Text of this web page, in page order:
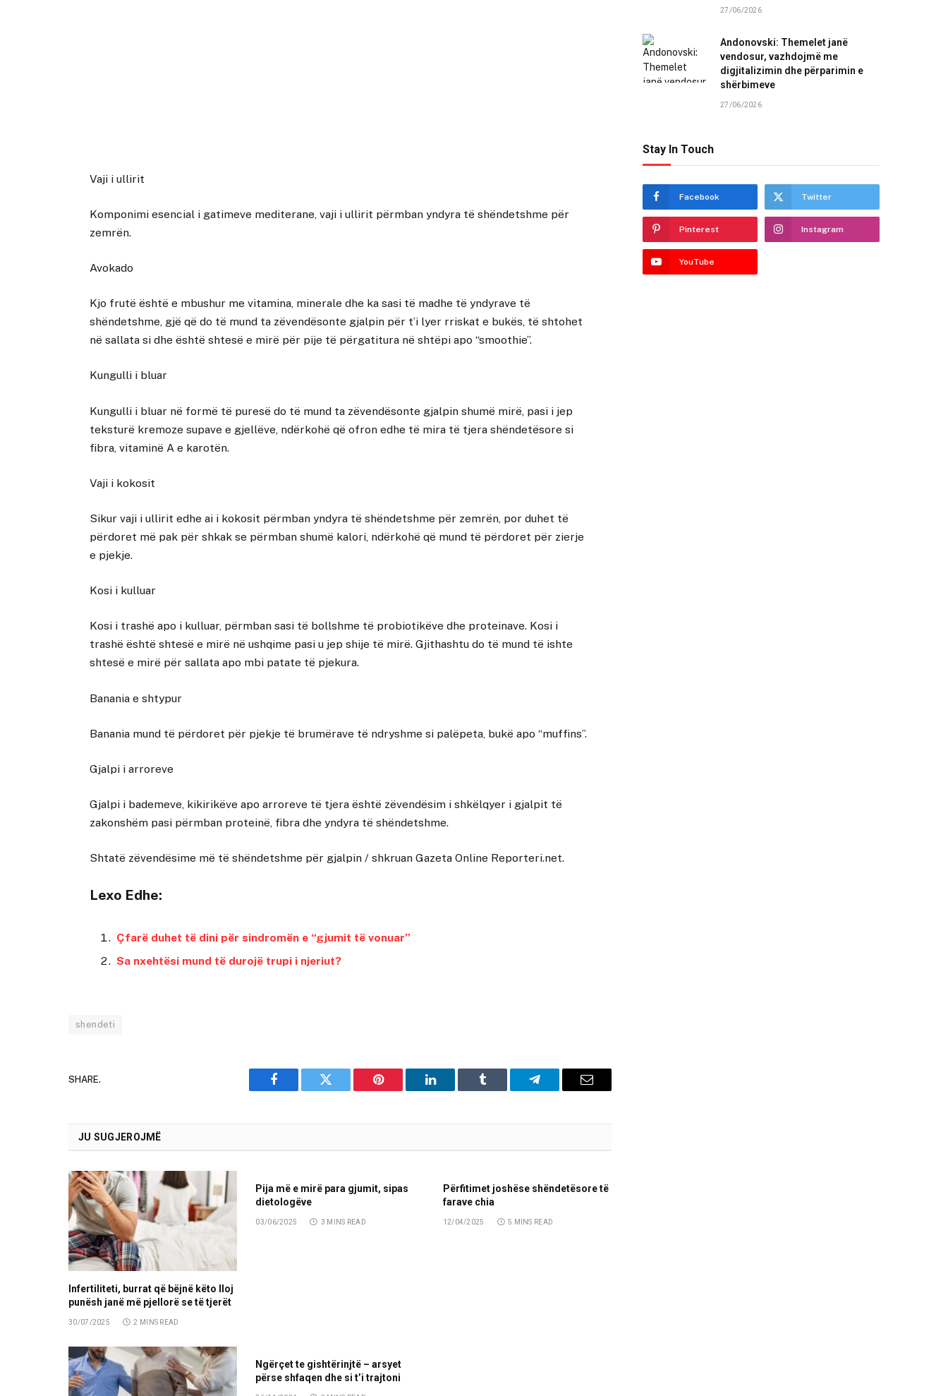
Vaji i ullirit
Komponimi esencial i gatimeve mediterane, vaji i ullirit përmban yndyra të shëndetshme për
zemrën.
Avokado
Kjo frutë është e mbushur me vitamina, minerale dhe ka sasi të madhe të yndyrave të
shëndetshme, gjë që do të mund ta zëvendësonte gjalpin për t’i lyer rriskat e bukës, të shtohet
në sallata si dhe është shtesë e mirë për pije të përgatitura në shtëpi apo “smoothie”.
Kungulli i bluar
Kungulli i bluar në formë të puresë do të mund ta zëvendësonte gjalpin shumë mirë, pasi i jep
teksturë kremoze supave e gjellëve, ndërkohë që ofron edhe të mira të tjera shëndetësore si
fibra, vitaminë A e karotën.
Vaji i kokosit
Sikur vaji i ullirit edhe ai i kokosit përmban yndyra të shëndetshme për zemrën, por duhet të
përdoret më pak për shkak se përmban shumë kalori, ndërkohë që mund të përdoret për zierje
e pjekje.
Kosi i kulluar
Kosi i trashë apo i kulluar, përmban sasi të bollshme të probiotikëve dhe proteinave. Kosi i
trashë është shtesë e mirë në ushqime pasi u jep shije të mirë. Gjithashtu do të mund të ishte
shtesë e mirë për sallata apo mbi patate të pjekura.
Banania e shtypur
Banania mund të përdoret për pjekje të brumërave të ndryshme si palëpeta, bukë apo “muffins”.
Gjalpi i arroreve
Gjalpi i bademeve, kikirikëve apo arroreve të tjera është zëvendësim i shkëlqyer i gjalpit të
zakonshëm pasi përmban proteinë, fibra dhe yndyra të shëndetshme.
Shtatë zëvendësime më të shëndetshme për gjalpin / shkruanGazeta Online Reporteri.net.
Lexo Edhe:
Çfarë duhet të dini për sindromën e “gjumit të vonuar”
Sa nxehtësi mund të durojë trupi i njeriut?
shendeti
SHARE.
Facebook Twitter Pinterest LinkedIn Tumblr Telegram Email
JU SUGJEROJMË
Infertiliteti, burrat që bëjnë këto lloj
punësh janë më pjellorë se të tjerët
30/07/2025 2 MINS READ
Pija më e mirë para gjumit, sipas
dietologëve
03/06/2025 3 MINS READ
Përfitimet joshëse shëndetësore të
farave chia
12/04/2025 5 MINS READ
Ngërçet te gishtërinjtë – arsyet
përse shfaqen dhe si t’i trajtoni
27/06/2026
Andonovski: Themelet janë
vendosur, vazhdojmë me
digjitalizimin dhe përparimin e
shërbimeve
27/06/2026
Stay In Touch
Facebook Twitter
Pinterest Instagram
YouTube